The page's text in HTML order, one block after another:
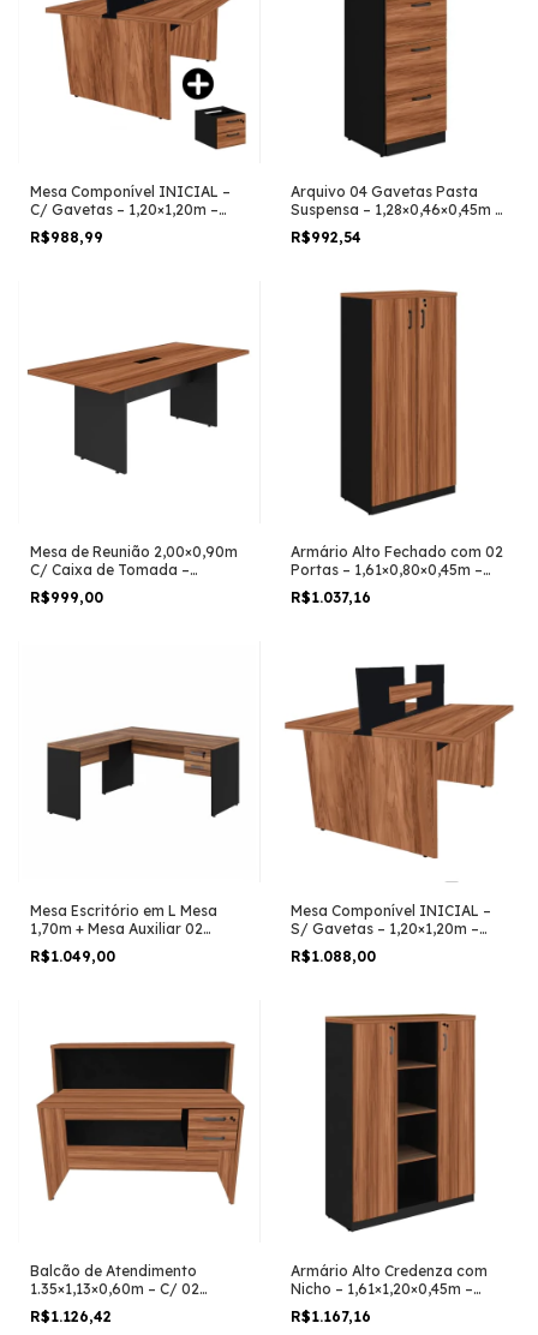
Mesa Componível INICIAL –
C/ Gavetas – 1,20×1,20m –
Magazine Batalha – NOGAL
SEVILHA/PRETO – 21481
R$988,99
Arquivo 04 Gavetas Pasta
Suspensa – 1,28×0,46×0,45m –
Magazine Silva – NOGAL
SEVILHA/PRETO – 21410
R$992,54
Mesa de Reunião 2,00×0,90m
C/ Caixa de Tomada –
MAGAZINE SILVA – NOGAL
SEVILHA/PRETO – 21403
R$999,00
Armário Alto Fechado com 02
Portas – 1,61×0,80×0,45m –
Magazine Silva – NOGAL
SEVILHA/PRETO – 21414
R$1.037,16
Mesa Escritório em L Mesa
1,70m + Mesa Auxiliar 02
Gavetas Nogal Sevilha /
Preto
R$1.049,00
Mesa Componível INICIAL –
S/ Gavetas – 1,20×1,20m –
Magazine Silva – NOGAL
SEVILHA/PRETO – 21480
R$1.088,00
Balcão de Atendimento
1.35×1,13×0,60m – C/ 02
Gavetas – MAGAZINE SILVA –
NOGAL SEVILHA / PRETO –
R$1.126,42
Armário Alto Credenza com
Nicho – 1,61×1,20×0,45m –
Magazine Silva - NOGAL
SEVILHA/PRETO – 21415
R$1.167,16